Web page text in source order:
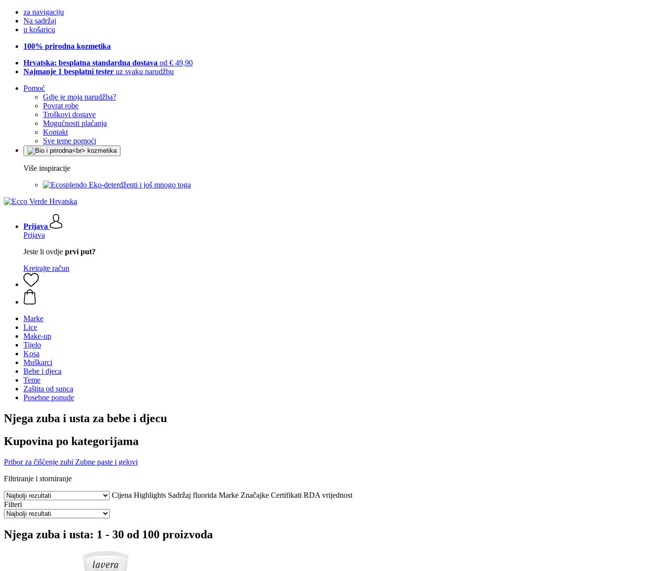
za navigaciju
Na sadržaj
u košaricu
100% prirodna kozmetika
Hrvatska: besplatna standardna dostava od € 49,90
Najmanje 1 besplatni tester uz svaku narudžbu
Pomoć
Gdje je moja narudžba?
Povrat robe
Troškovi dostave
Mogućnosti plaćanja
Kontakt
Sve teme pomoći
Više inspiracije
Eko-deterdženti i još mnogo toga
Prijava
Prijava
Jeste li ovdje prvi put?
Kreirajte račun
Marke
Lice
Make-up
Tijelo
Kosa
Muškarci
Bebe i djeca
Teme
Zaštita od sunca
Posebne ponude
Njega zuba i usta za bebe i djecu
Kupovina po kategorijama
Pribor za čišćenje zubi Zubne paste i gelovi
Filtriranje i storniranje
Cijena Highlights Sadržaj fluorida Marke Značajke Certifikati RDA vrijednost
Filteri
Njega zuba i usta: 1 - 30 od 100 proizvoda